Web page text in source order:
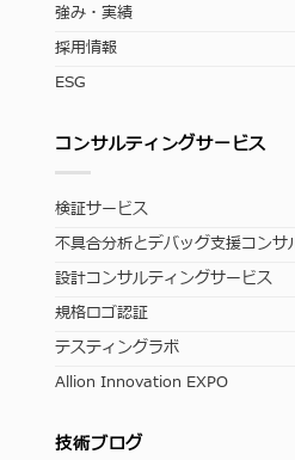
強み・実績
採用情報
ESG
コンサルティングサービス
検証サービス
不具合分析とデバッグ支援コンサ
設計コンサルティングサービス
規格ロゴ認証
テスティングラボ
Allion Innovation EXPO
技術ブログ